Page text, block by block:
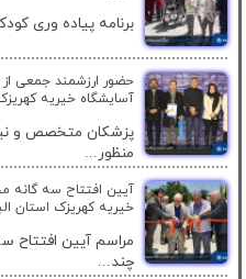
برنامه پیاده وری
حضور ارزشمند جمعی
آسایشگاه خیریه
پزشکان متخصص و
منظور...
آیین افتتاح سه گانه
خیریه کهریزک استان
مراسم آیین افتتاح
چند...